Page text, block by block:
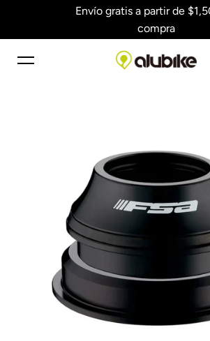
Saltar al contenidoEnvío gratis a partir de
compra